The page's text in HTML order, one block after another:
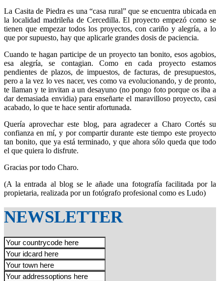
La Casita de Piedra es una “casa rural” que se encuentra ubicada en
la localidad madrileña de Cercedilla. El proyecto empezó como se
tienen que empezar todos los proyectos, con cariño y alegría, a lo
que por supuesto, hay que aplicarle grandes dosis de paciencia.
Cuando te hagan participe de un proyecto tan bonito, esos agobios,
esa alegría, se contagian. Como en cada proyecto estamos
pendientes de plazos, de impuestos, de facturas, de presupuestos,
pero a la vez lo ves nacer, ves como va evolucionando, y de pronto,
te llaman y te invitan a un desayuno (no pongo foto porque os iba a
dar demasiada envidia) para enseñarte el maravilloso proyecto, casi
acabado, lo que te hace sentir afortunada.
Quería aprovechar este blog, para agradecer a Charo Cortés su
confianza en mí, y por compartir durante este tiempo este proyecto
tan bonito, que ya está terminado, y que ahora sólo queda que todo
el que quiera lo disfrute.
Gracias por todo Charo.
(A la entrada al blog se le añade una fotografía facilitada por la
propietaria, realizada por un fotógrafo profesional como es Ludo)
NEWSLETTER